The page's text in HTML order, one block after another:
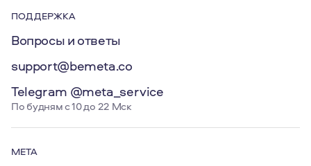
ПОДДЕРЖКА
Вопросы и ответы
support@bemeta.co
Telegram @meta_service
По будням с 10 до 22 Мск
МЕТА